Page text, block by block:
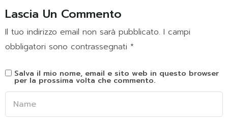
Lascia Un Commento
Il tuo indirizzo email non sarà pubblicato. I campi
obbligatori sono contrassegnati *
Salva il mio nome, email e sito web in questo browser
per la prossima volta che commento.